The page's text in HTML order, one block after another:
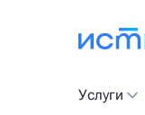
Услуги